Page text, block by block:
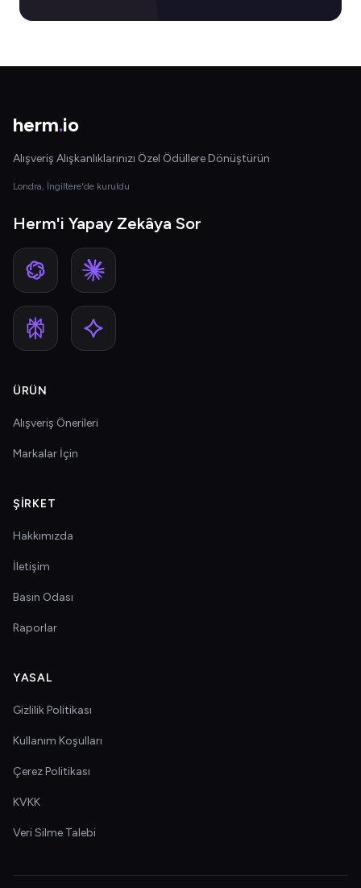
herm.io
Alışveriş Alışkanlıklarınızı Özel Ödüllere Dönüştürün
Londra, İngiltere'de kuruldu
Herm'i Yapay Zekâya Sor
ÜRÜN
Alışveriş Önerileri
Markalar İçin
ŞIRKET
Hakkımızda
İletişim
Basın Odası
Raporlar
YASAL
Gizlilik Politikası
Kullanım Koşulları
Çerez Politikası
KVKK
Veri Silme Talebi